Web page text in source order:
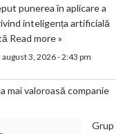
punerea în aplicare a
inteligența artificială
Read more »
august 3, 2026 - 2:43 pm
mai valoroasă companie
Grup